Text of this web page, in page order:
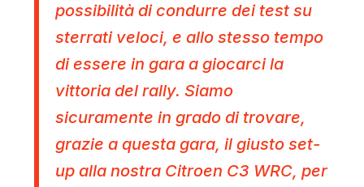
possibilità di condurre dei test su
sterrati veloci, e allo stesso tempo
di essere in gara a giocarci la
vittoria del rally. Siamo
sicuramente in grado di trovare,
grazie a questa gara, il giusto set-
up alla nostra Citroen C3 WRC, per